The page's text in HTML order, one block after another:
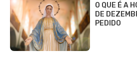
O QUE É A
DE
PEDIDO